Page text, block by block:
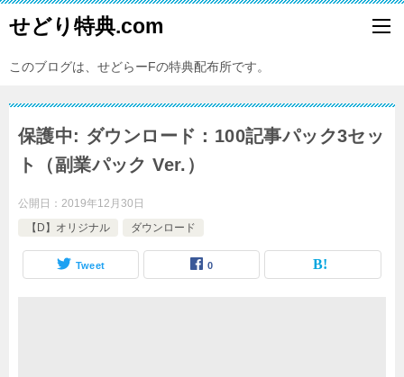
せどり特典.com
このブログは、せどらーFの特典配布所です。
保護中: ダウンロード：100記事パック3セッ
ト（副業パック Ver.）
公開日： 2019年12月30日
【D】オリジナル
ダウンロード
Tweet 0